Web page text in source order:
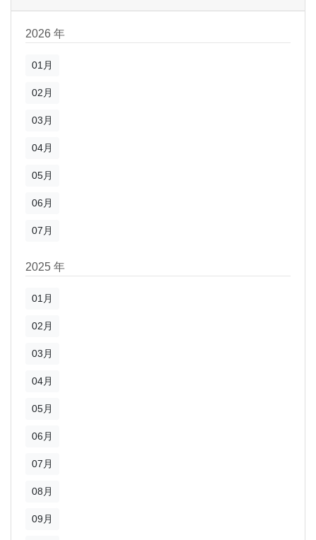
2026 年
01月
02月
03月
04月
05月
06月
07月
2025 年
01月
02月
03月
04月
05月
06月
07月
08月
09月